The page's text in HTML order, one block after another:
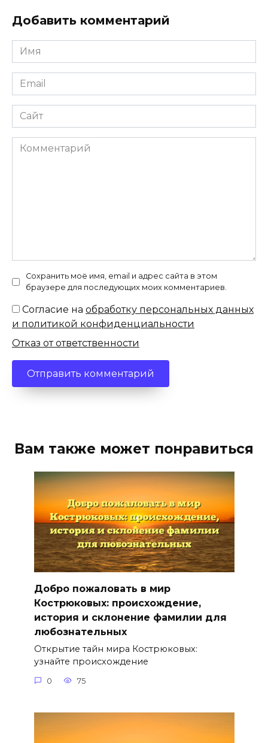
Добавить комментарий
Имя
*
Email
*
Сайт
Комментарий
Сохранить моё имя, email и адрес сайта в этом
браузере для последующих моих комментариев.
Согласие на обработку персональных данных
и политикой конфиденциальности
Отказ от ответственности
Вам также может понравиться
Добро пожаловать в мир
Кострюковых: происхождение,
история и склонение фамилии для
любознательных
Открытие тайн мира Кострюковых:
узнайте происхождение
0 75